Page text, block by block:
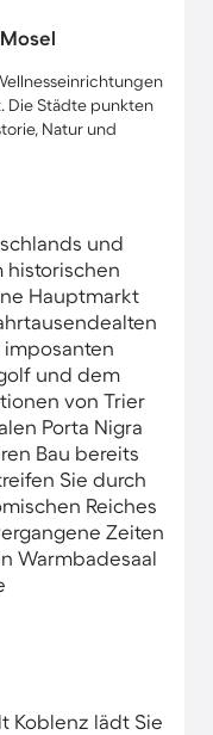
Die Städte punkten
Natur und
und
historischen
Hauptmarkt
und dem
von Trier
Porta Nigra
Bau bereits
Sie durch
Reiches
Zeiten
Warmbadesaal
Koblenz lädt Sie